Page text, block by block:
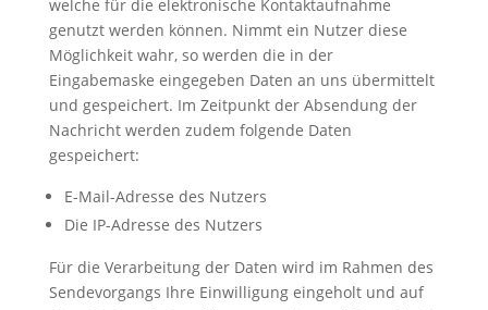
welche für die elektronische Kontaktaufnahme
genutzt werden können. Nimmt ein Nutzer diese
Möglichkeit wahr, so werden die in der
Eingabemaske eingegeben Daten an uns übermittelt
und gespeichert. Im Zeitpunkt der Absendung der
Nachricht werden zudem folgende Daten
gespeichert:
E-Mail-Adresse des Nutzers
Die IP-Adresse des Nutzers
Für die Verarbeitung der Daten wird im Rahmen des
Sendevorgangs Ihre Einwilligung eingeholt und auf